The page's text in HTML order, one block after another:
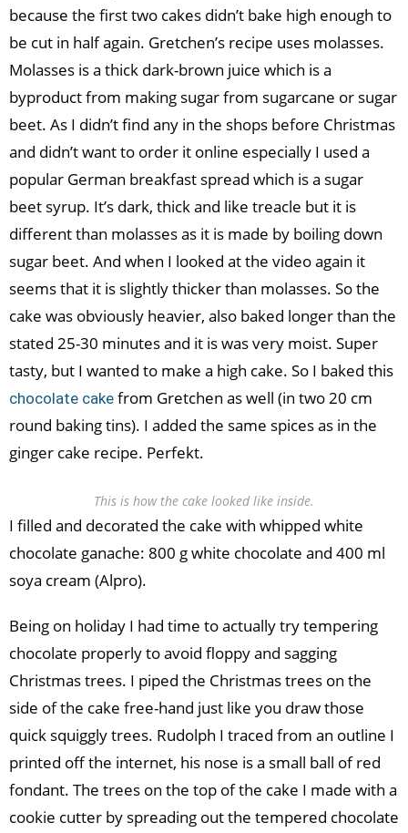
because the first two cakes didn’t bake high enough to
be cut in half again. Gretchen’s recipe uses molasses.
Molasses is a thick dark-brown juice which is a
byproduct from making sugar from sugarcane or sugar
beet. As I didn’t find any in the shops before Christmas
and didn’t want to order it online especially I used a
popular German breakfast spread which is a sugar
beet syrup. It’s dark, thick and like treacle but it is
different than molasses as it is made by boiling down
sugar beet. And when I looked at the video again it
seems that it is slightly thicker than molasses. So the
cake was obviously heavier, also baked longer than the
stated 25-30 minutes and it is was very moist. Super
tasty, but I wanted to make a high cake. So I baked this
chocolate cake from Gretchen as well (in two 20 cm
round baking tins). I added the same spices as in the
ginger cake recipe. Perfekt.
This is how the cake looked like inside.
I filled and decorated the cake with whipped white
chocolate ganache: 800 g white chocolate and 400 ml
soya cream (Alpro).
Being on holiday I had time to actually try tempering
chocolate properly to avoid floppy and sagging
Christmas trees. I piped the Christmas trees on the
side of the cake free-hand just like you draw those
quick squiggly trees. Rudolph I traced from an outline I
printed off the internet, his nose is a small ball of red
fondant. The trees on the top of the cake I made with a
cookie cutter by spreading out the tempered chocolate